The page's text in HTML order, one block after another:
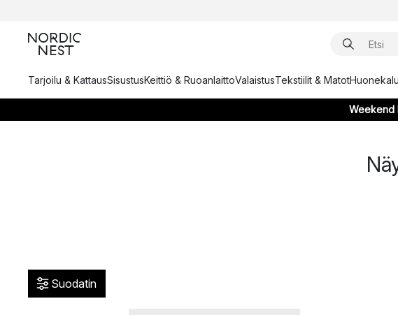
Tarjoilu & KattausSisustusKeittiö & RuoanlaittoValaistusTekstiilit & Matot
Weekend
Suodatin